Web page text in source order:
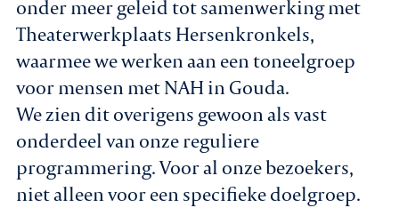
onder meer geleid tot samenwerking met
Theaterwerkplaats Hersenkronkels,
waarmee we werken aan een toneelgroep
voor mensen met NAH in Gouda.
We zien dit overigens gewoon als vast
onderdeel van onze reguliere
programmering. Voor al onze bezoekers,
niet alleen voor een specifieke doelgroep.